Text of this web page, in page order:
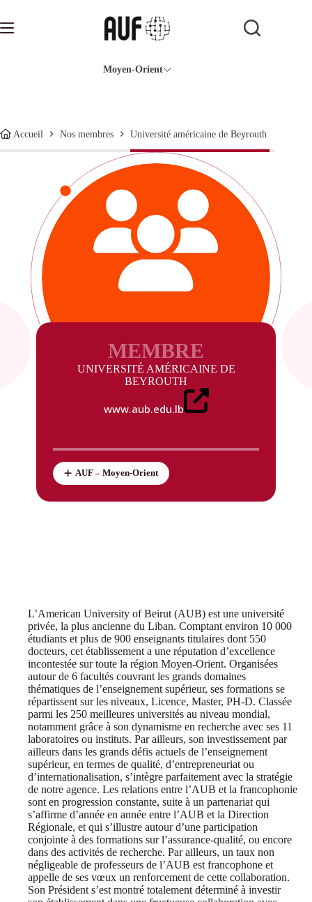
contenu
Moyen-Orient
Accueil Nos membres Université américaine de Beyrouth
MEMBRE
UNIVERSITÉ AMÉRICAINE DE
BEYROUTH
www.aub.edu.lb
AUF – Moyen-Orient
L’American University of Beirut (AUB) est une université
privée, la plus ancienne du Liban. Comptant environ 10 000
étudiants et plus de 900 enseignants titulaires dont 550
docteurs, cet établissement a une réputation d’excellence
incontestée sur toute la région Moyen-Orient. Organisées
autour de 6 facultés couvrant les grands domaines
thématiques de l’enseignement supérieur, ses formations se
répartissent sur les niveaux, Licence, Master, PH-D. Classée
parmi les 250 meilleures universités au niveau mondial,
notamment grâce à son dynamisme en recherche avec ses 11
laboratoires ou instituts. Par ailleurs, son investissement par
ailleurs dans les grands défis actuels de l’enseignement
supérieur, en termes de qualité, d’entrepreneuriat ou
d’internationalisation, s’intègre parfaitement avec la stratégie
de notre agence. Les relations entre l’AUB et la francophonie
sont en progression constante, suite à un partenariat qui
s’affirme d’année en année entre l’AUB et la Direction
Régionale, et qui s’illustre autour d’une participation
conjointe à des formations sur l’assurance-qualité, ou encore
dans des activités de recherche. Par ailleurs, un taux non
négligeable de professeurs de l’AUB est francophone et
appelle de ses vœux un renforcement de cette collaboration.
Son Président s’est montré totalement déterminé à investir